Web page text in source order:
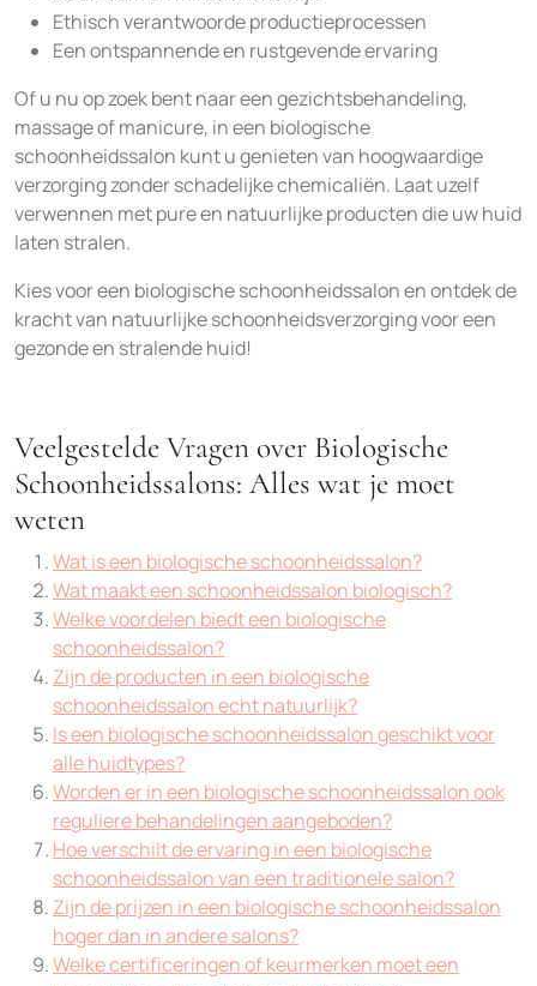
Ethisch verantwoorde productieprocessen
Een ontspannende en rustgevende ervaring
Of u nu op zoek bent naar een gezichtsbehandeling,
massage of manicure, in een biologische
schoonheidssalon kunt u genieten van hoogwaardige
verzorging zonder schadelijke chemicaliën. Laat uzelf
verwennen met pure en natuurlijke producten die uw huid
laten stralen.
Kies voor een biologische schoonheidssalon en ontdek de
kracht van natuurlijke schoonheidsverzorging voor een
gezonde en stralende huid!
Veelgestelde Vragen over Biologische
Schoonheidssalons: Alles wat je moet
weten
Wat is een biologische schoonheidssalon?
Wat maakt een schoonheidssalon biologisch?
Welke voordelen biedt een biologische
schoonheidssalon?
Zijn de producten in een biologische
schoonheidssalon echt natuurlijk?
Is een biologische schoonheidssalon geschikt voor
alle huidtypes?
Worden er in een biologische schoonheidssalon ook
reguliere behandelingen aangeboden?
Hoe verschilt de ervaring in een biologische
schoonheidssalon van een traditionele salon?
Zijn de prijzen in een biologische schoonheidssalon
hoger dan in andere salons?
Welke certificeringen of keurmerken moet een